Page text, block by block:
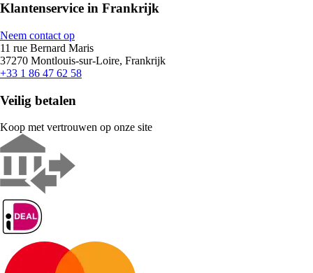
Klantenservice in Frankrijk
Neem contact op
11 rue Bernard Maris
37270 Montlouis-sur-Loire, Frankrijk
+33 1 86 47 62 58
Veilig betalen
Koop met vertrouwen op onze site